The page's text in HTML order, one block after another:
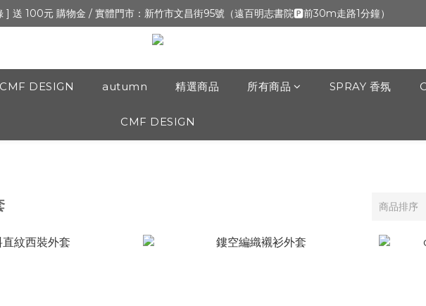
張,加入會員,全通路可累積紅利 >登入官網 > 個人資訊 > 填寫正確「生日」收生日禮金
] 送 100元 購物金 / 實體門市：新竹市文昌街95號（遠百明志書院🅿️前30m走路1分鐘）
開張,加入會員,全通路可累積紅利 >登入官網 > 個人資訊 > 填寫正確「生日」收生日禮金
CMF DESIGN autumn 精選商品 所有商品 SPRAY 香氛
CMF DESIGN
商品排序